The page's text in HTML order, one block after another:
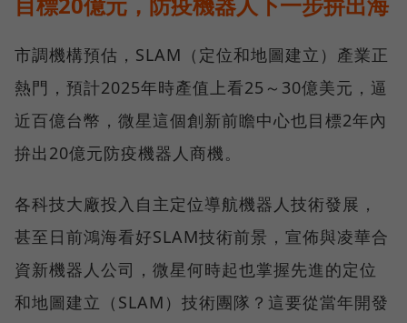
市調機構預估，SLAM（定位和地圖建立）產業正
熱門，預計2025年時產值上看25～30億美元，逼
近百億台幣，微星這個創新前瞻中心也目標2年內
拚出20億元防疫機器人商機。
各科技大廠投入自主定位導航機器人技術發展，
甚至日前鴻海看好SLAM技術前景，宣佈與凌華合
資新機器人公司，微星何時起也掌握先進的定位
和地圖建立（SLAM）技術團隊？這要從當年開發